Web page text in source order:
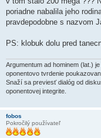
poriadne nabalila jeho
pravdepodobne s nazvom
PS: klobuk dolu pred
Argumentum ad hominem (lat.)
oponentovo tvrdenie
Snaží sa previesť dialóg od
oponentovej integrite.
fobos
Pokročilý používateľ